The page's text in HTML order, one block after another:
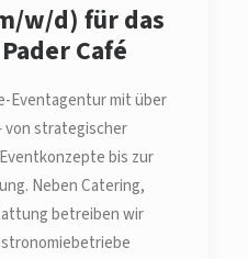
w/d) für das
Café
Eventagentur mit über
von strategischer
bis zur
Neben Catering,
betreiben wir